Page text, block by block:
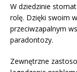
W dziedzinie
rolę. Dzięki swoim
przeciwzapalnym
paradontozy.
Zewnętrzne